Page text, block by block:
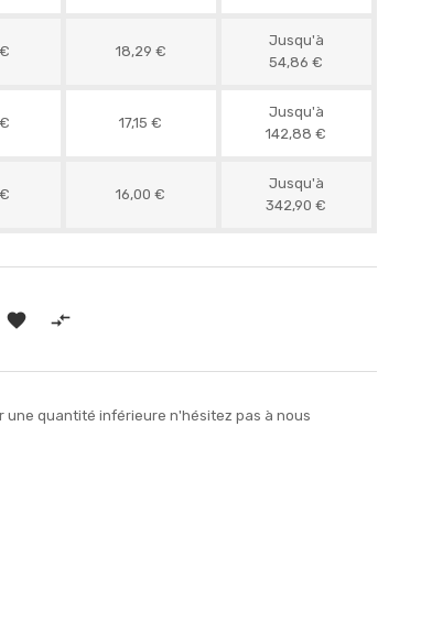
18,29 €
Jusqu'à
54,86 €
17,15 €
Jusqu'à
142,88 €
16,00 €
Jusqu'à
342,90 €
 
une quantité inférieure n'hésitez pas à nous